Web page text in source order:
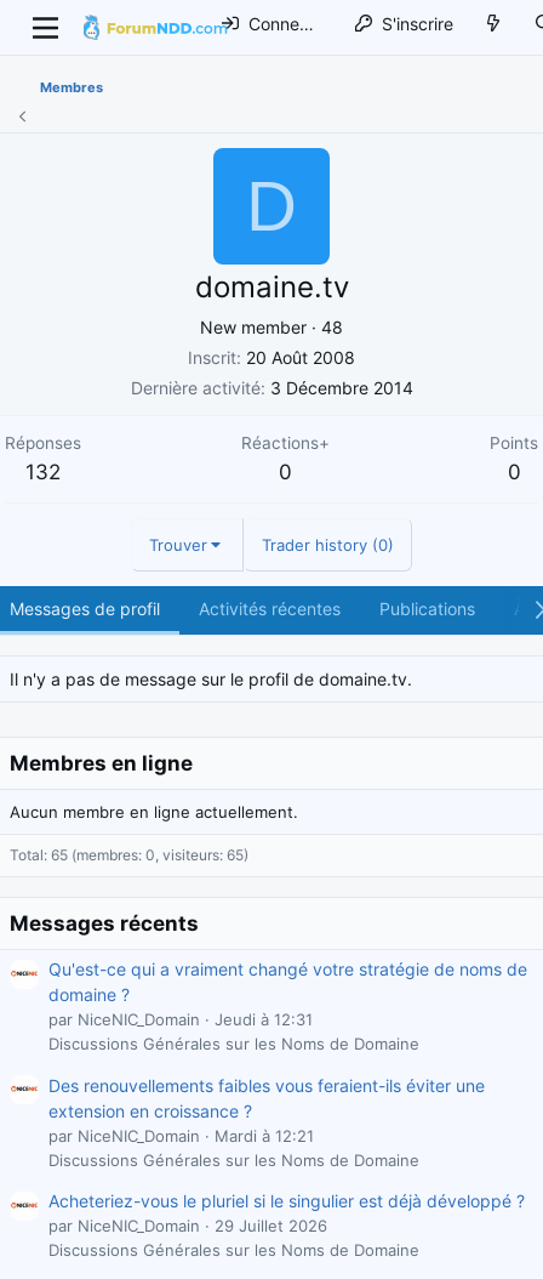
Connexion S'inscrire
Membres
D
domaine.tv
New member · 48
Inscrit 20 Août 2008
Dernière activité 3 Décembre 2014
Réponses
132
Réactions+
0
Points
0
Trouver Trader history (0)
Messages de profil Activités récentes Publications À
Il n'y a pas de message sur le profil de domaine.tv.
Membres en ligne
Aucun membre en ligne actuellement.
Total: 65 (membres: 0, visiteurs: 65)
Messages récents
Qu'est-ce qui a vraiment changé votre stratégie de noms de
domaine ?
par NiceNIC_Domain
Jeudi à 12:31
Discussions Générales sur les Noms de Domaine
Des renouvellements faibles vous feraient-ils éviter une
extension en croissance ?
par NiceNIC_Domain
Mardi à 12:21
Discussions Générales sur les Noms de Domaine
Acheteriez-vous le pluriel si le singulier est déjà développé ?
par NiceNIC_Domain
29 Juillet 2026
Discussions Générales sur les Noms de Domaine